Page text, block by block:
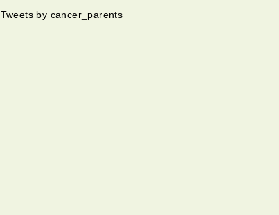
Tweets by cancer_parents